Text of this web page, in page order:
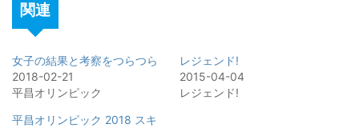
関連
女子の結果と考察をつらつら
2018-02-21
平昌オリンピック
レジェンド!
2015-04-04
レジェンド!
平昌オリンピック 2018 スキ